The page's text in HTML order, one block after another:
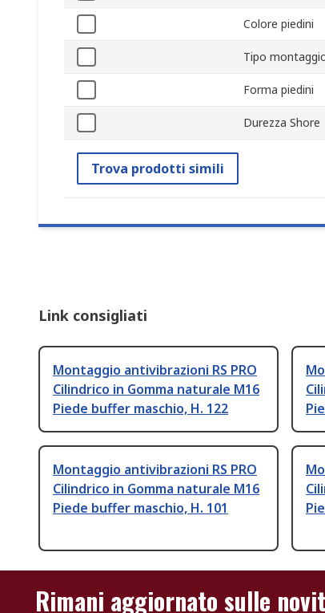
Colore piedini
Tipo
Forma piedini
Durezza Shore
Trova prodotti simili
Link consigliati
Montaggio antivibrazioni RS PRO
Cilindrico in Gomma naturale M16
Piede buffer maschio, H. 122
Montaggio antivibrazioni RS PRO
Cilindrico in Gomma naturale M16
Piede buffer maschio, H. 101
Rimani aggiornato sulle